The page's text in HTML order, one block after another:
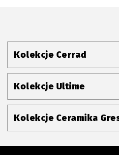
Kolekcje Cerrad
Kolekcje Ultime
Kolekcje Ceramika